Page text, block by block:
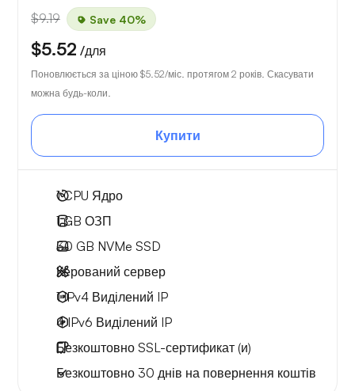
$9.19 Save 40%
$5.52 /для
Поновлюється за ціною $5.52/міс. протягом 2 років. Скасувати
можна будь-коли.
Купити
1CPU Ядро
1 GB ОЗП
30 GB NVMe SSD
Керований сервер
1 IPv4 Виділений IP
4 IPv6 Виділений IP
Безкоштовно SSL-сертификат (и)
Безкоштовно 30 днів на повернення коштів